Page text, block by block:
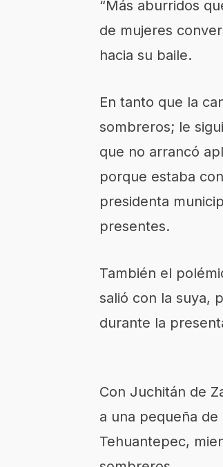
“Más aburridos
de mujeres
hacia su baile.
En tanto que la
sombreros; le
que no arrancó
porque estaba
presidenta
presentes.
También el
salió con la suya,
durante la
Con Juchitán de
a una pequeña
Tehuantepec,